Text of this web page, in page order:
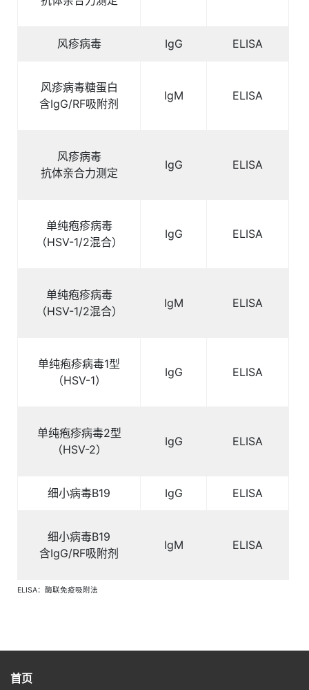
风疹病毒 IgG ELISA
风疹病毒糖蛋白
含IgG/RF吸附剂
IgM ELISA
风疹病毒
抗体亲合力测定
IgG ELISA
单纯疱疹病毒
（HSV-1/2混合）
IgG ELISA
单纯疱疹病毒
（HSV-1/2混合）
IgM ELISA
单纯疱疹病毒1型
（HSV-1）
IgG ELISA
单纯疱疹病毒2型
（HSV-2）
IgG ELISA
细小病毒B19 IgG ELISA
细小病毒B19
含IgG/RF吸附剂
IgM ELISA
ELISA：酶联免疫吸附法
首页